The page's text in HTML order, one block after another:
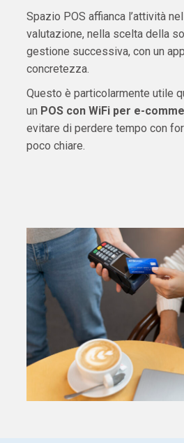
Spazio POS affianca l’attività
valutazione, nella scelta della
gestione successiva, con un
concretezza.
Questo è particolarmente utile
un POS con WiFi per e-
evitare di perdere tempo con
poco chiare.